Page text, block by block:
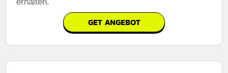
GET ANGEBOT